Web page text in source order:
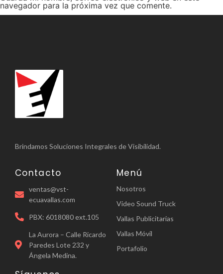
navegador para la próxima vez que comente.
Brindamos Soluciones Integrales de Visibilidad.
Contacto
ventas@vst-
ecuavallas.com
PBX: 6018080 ext.105
La Aurora – Calle Ricardo
Paredes Lote 232 y
Ángela Medina.
Menú
Nosotros
Video Sound Truck
Vallas Publicitarias
Vallas Móvil
Portafolio